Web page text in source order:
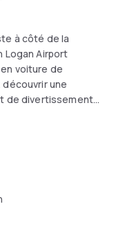
à côté de la
Logan Airport
voiture de
une
de divertissements
un événement
Boston Logan